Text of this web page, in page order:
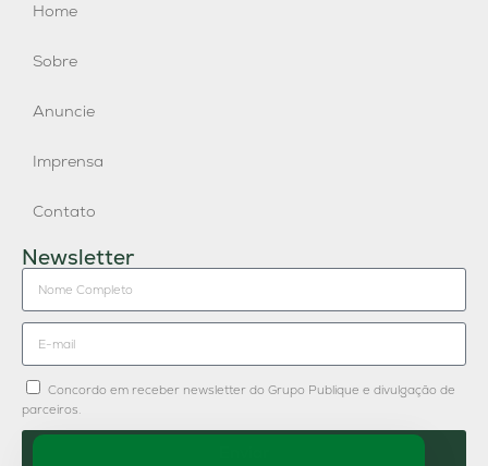
Home
Sobre
Anuncie
Imprensa
Contato
Newsletter
Concordo em receber newsletter do Grupo Publique e divulgação de
parceiros.